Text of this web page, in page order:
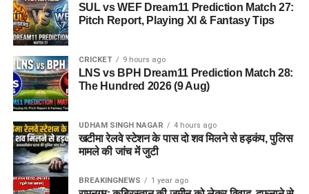
SUL vs WEF Dream11 Prediction Match 27:
Pitch Report, Playing XI & Fantasy Tips
CRICKET 9 hours ago
LNS vs BPH Dream11 Prediction Match 28:
The Hundred 2026 (9 Aug)
UDHAM SINGH NAGAR 4 hours ago
खटीमा रेलवे स्टेशन के पास दो शव मिलने से हड़कंप, पुलिस
मामले की जांच में जुटी
BREAKINGNEWS 1 year ago